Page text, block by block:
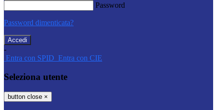
Password
Password dimenticata?
-
Entra con SPID Entra con CIE
Seleziona utente
button close ×